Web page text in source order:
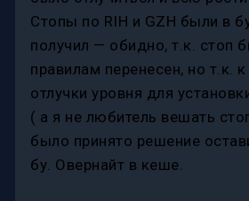
Стопы по RIH и GZH были в
получил — обидно, т.к. стоп
правилам перенесен, но т.к.
отлучки уровня для
( а я не любитель вешать
было принято решение
бу. Овернайт в кеше.